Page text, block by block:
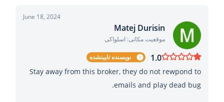
June 18, 2024
Matej Durisin
موقعیت مکانی: اسلواکی
1.0 نویسنده تایینشده
Stay away from this broker, they do not rewpond to
emails and play dead bug.